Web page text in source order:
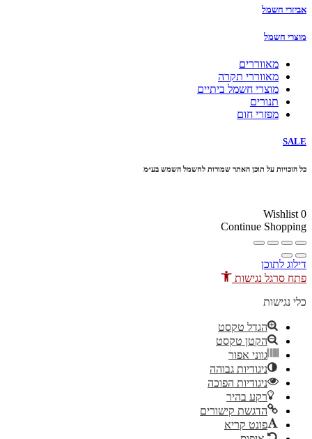
אביזרי חשמל
מוצרי חשמל
מאווררים
מאווררי תקרה
מוצרי חשמל ביתיים
תנורים
מפזרי חום
SALE
כל הזכויות על תוכן האתר שמורות לחשמל השמש בע״מ
Wishlist 0
Continue Shopping
דילוג לתוכן
פתח סרגל נגישות
כלי נגישות
הגדל טקסט
הקטן טקסט
גווני אפור
ניגודיות גבוהה
ניגודיות הפוכה
רקע בהיר
הדגשת קישורים
פונט קריא